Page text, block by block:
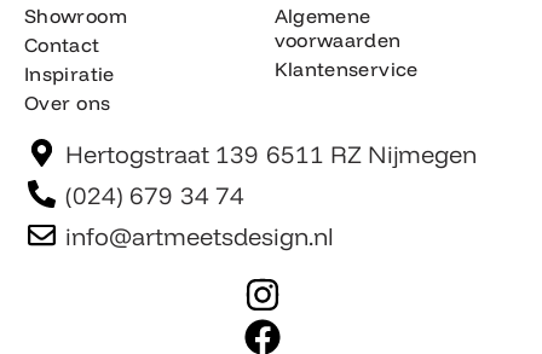
Showroom
Contact
Inspiratie
Over ons
Algemene
voorwaarden
Klantenservice
Hertogstraat 139 6511 RZ Nijmegen
(024) 679 34 74
info@artmeetsdesign.nl
I
n
F